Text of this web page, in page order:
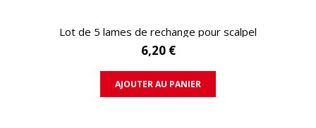
APERÇU RAPIDE
Lot de 5 lames de rechange pour scalpel
6,20 €
AJOUTER AU PANIER